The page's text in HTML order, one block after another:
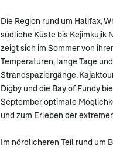
Die Region rund um Halifax,
südliche Küste bis Kejimkujik
zeigt sich im Sommer von
Temperaturen, lange Tage
Strandspaziergänge,
Digby und die Bay of Fundy
September optimale
und zum Erleben der
Im nördlicheren Teil rund um